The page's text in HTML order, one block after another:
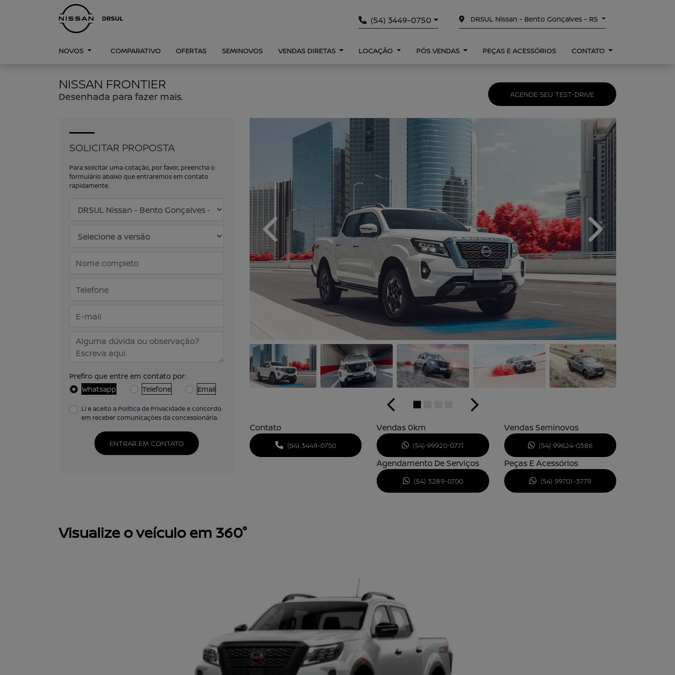
(54) 3449-0750 DRSUL Nissan - Bento Gonçalves - RS
NOVOS COMPARATIVO OFERTAS SEMINOVOS VENDAS DIRETAS LOCAÇÃO PÓS VENDAS PEÇAS E ACESSÓRIOS CONTATO
NISSAN FRONTIER
Desenhada para fazer mais. AGENDE SEU TEST-DRIVE
SOLICITAR PROPOSTA
Para solicitar uma cotação, por favor, preencha o
formulário abaixo que entraremos em contato
rapidamente.
Prefiro que entre em contato por:
Whatsapp
Telefone Email
Li e aceito a Política de Privacidadee concordo
em receber comunicações da concessionária.
ENTRAR EM CONTATO
Anterior Próximo
Anterior
Próximo
Contato
(54) 3449-0750
Vendas 0km
(54) 99920-0771
Vendas Seminovos
(54) 99624-0386
Agendamento De Serviços
(54) 3289-0700
Peças E Acessórios
(54) 99701-3779
Visualize o veículo em 360°